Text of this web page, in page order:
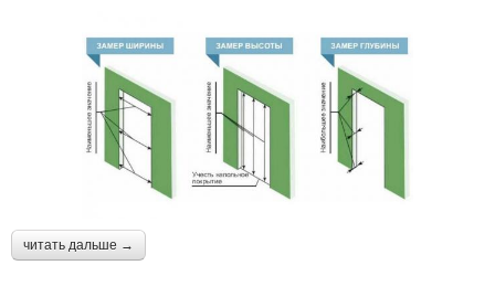
читать дальше →